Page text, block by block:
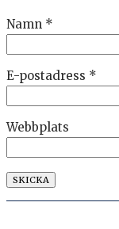
Namn *
E-postadress *
Webbplats